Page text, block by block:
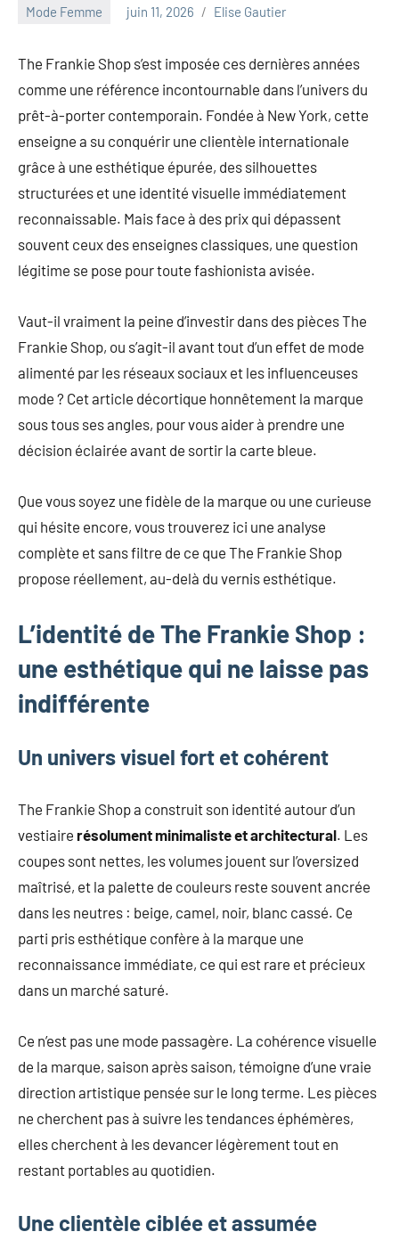
marketing
au
recyclage
dans
aux
événements
clés.
Rejoignez-
pour
insights
précieux
mode
non
féminine
Mode Femme juin 11, 2026 Elise Gautier
The Frankie Shop s’est imposée ces dernières années
comme une référence incontournable dans l’univers du
prêt-à-porter contemporain. Fondée à New York, cette
enseigne a su conquérir une clientèle internationale
grâce à une esthétique épurée, des silhouettes
structurées et une identité visuelle immédiatement
reconnaissable. Mais face à des prix qui dépassent
souvent ceux des enseignes classiques, une question
légitime se pose pour toute fashionista avisée.
Vaut-il vraiment la peine d’investir dans des pièces The
Frankie Shop, ou s’agit-il avant tout d’un effet de mode
alimenté par les réseaux sociaux et les influenceuses
mode ? Cet article décortique honnêtement la marque
sous tous ses angles, pour vous aider à prendre une
décision éclairée avant de sortir la carte bleue.
Que vous soyez une fidèle de la marque ou une curieuse
qui hésite encore, vous trouverez ici une analyse
complète et sans filtre de ce que The Frankie Shop
propose réellement, au-delà du vernis esthétique.
L’identité de The Frankie Shop :
une esthétique qui ne laisse pas
indifférente
Un univers visuel fort et cohérent
The Frankie Shop a construit son identité autour d’un
vestiaire résolument minimaliste et architectural. Les
coupes sont nettes, les volumes jouent sur l’oversized
maîtrisé, et la palette de couleurs reste souvent ancrée
dans les neutres : beige, camel, noir, blanc cassé. Ce
parti pris esthétique confère à la marque une
reconnaissance immédiate, ce qui est rare et précieux
dans un marché saturé.
Ce n’est pas une mode passagère. La cohérence visuelle
de la marque, saison après saison, témoigne d’une vraie
direction artistique pensée sur le long terme. Les pièces
ne cherchent pas à suivre les tendances éphémères,
elles cherchent à les devancer légèrement tout en
restant portables au quotidien.
Une clientèle ciblée et assumée